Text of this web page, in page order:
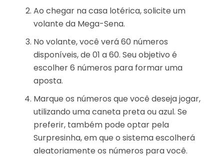
Ao chegar na casa lotérica, solicite um
volante da Mega-Sena.
No volante, você verá 60 números
disponíveis, de 01 a 60. Seu objetivo é
escolher 6 números para formar uma
aposta.
Marque os números que você deseja jogar,
utilizando uma caneta preta ou azul. Se
preferir, também pode optar pela
Surpresinha, em que o sistema escolherá
aleatoriamente os números para você.